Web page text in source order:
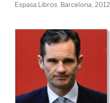
Espasa Libros. Barcelona, 2012